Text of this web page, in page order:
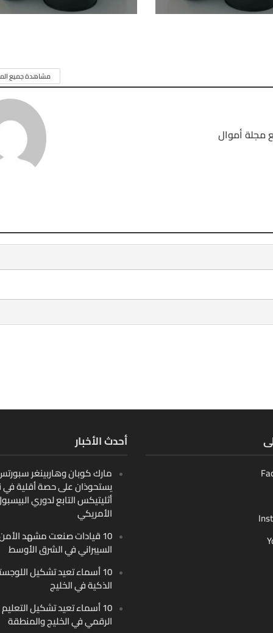
مشاهدة جميع
مجلة أموال
أحدث الأخبار
مارك كوبان وهاربينغر سبورتس
يستحوذان على حصة أقلية في
أثليتيكس التابع لدوري
الأمريكي
10 قيادات صنعت مشهد
السيبراني في الشرق الأوسط
10 أسماء تعيد تشكيل
الذكية في الخليج
10 أسماء تعيد تشكيل التعليم
الرقمي في الخليج والمنطقة